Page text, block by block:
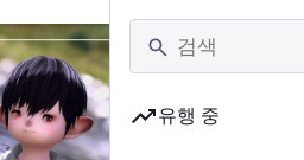
유행 중